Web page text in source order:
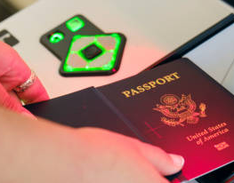
klasse b kaufen
kaufen
führerschein kaufen
führerschein kaufen
online kaufen